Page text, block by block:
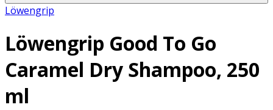
Löwengrip
Löwengrip Good To Go
Caramel Dry Shampoo, 250
ml